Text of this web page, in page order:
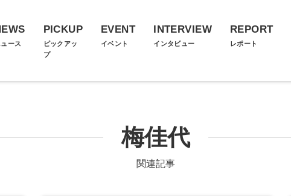
ュース
PICKUP
ピックアッ
プ
EVENT
イベント
INTERVIEW
インタビュー
REPORT
レポート
梅佳代
関連記事